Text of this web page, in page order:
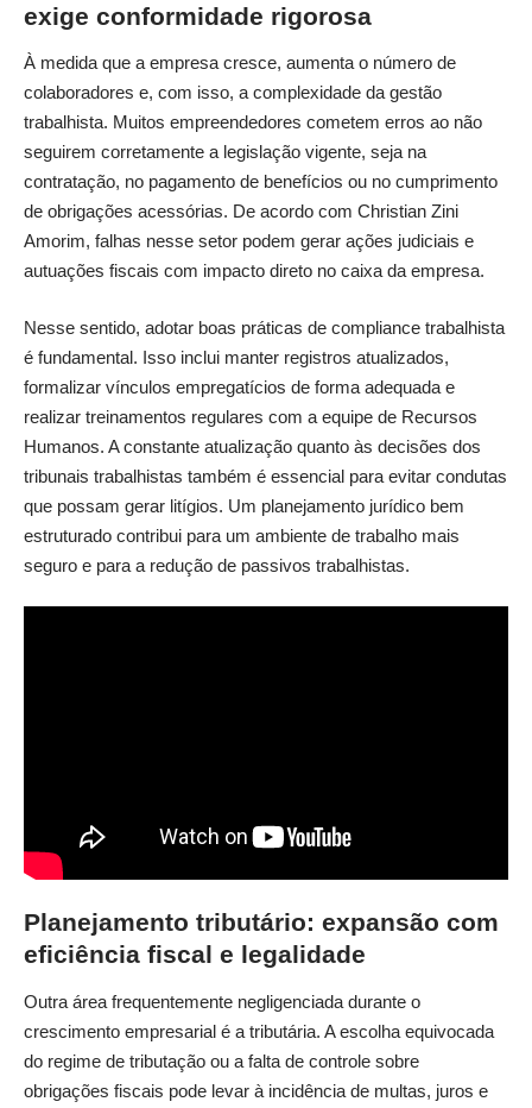
exige conformidade rigorosa
À medida que a empresa cresce, aumenta o número de
colaboradores e, com isso, a complexidade da gestão
trabalhista. Muitos empreendedores cometem erros ao não
seguirem corretamente a legislação vigente, seja na
contratação, no pagamento de benefícios ou no cumprimento
de obrigações acessórias. De acordo com Christian Zini
Amorim, falhas nesse setor podem gerar ações judiciais e
autuações fiscais com impacto direto no caixa da empresa.
Nesse sentido, adotar boas práticas de compliance trabalhista
é fundamental. Isso inclui manter registros atualizados,
formalizar vínculos empregatícios de forma adequada e
realizar treinamentos regulares com a equipe de Recursos
Humanos. A constante atualização quanto às decisões dos
tribunais trabalhistas também é essencial para evitar condutas
que possam gerar litígios. Um planejamento jurídico bem
estruturado contribui para um ambiente de trabalho mais
seguro e para a redução de passivos trabalhistas.
Planejamento tributário: expansão com
eficiência fiscal e legalidade
Outra área frequentemente negligenciada durante o
crescimento empresarial é a tributária. A escolha equivocada
do regime de tributação ou a falta de controle sobre
obrigações fiscais pode levar à incidência de multas, juros e